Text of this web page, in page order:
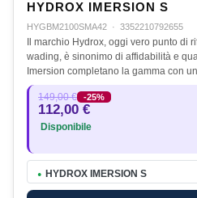
HYDROX IMERSION S
HYGBM2100SMA42 · 3352210792655
Il marchio Hydrox, oggi vero punto di
wading, è sinonimo di affidabilità e
Imersion completano la gamma con
149,00 € -25%
112,00 €
Disponibile
● HYDROX IMERSION S